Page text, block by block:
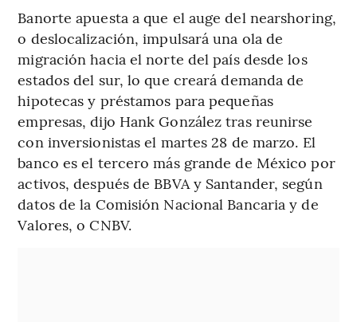
Banorte apuesta a que el auge del nearshoring,
o deslocalización, impulsará una ola de
migración hacia el norte del país desde los
estados del sur, lo que creará demanda de
hipotecas y préstamos para pequeñas
empresas, dijo Hank González tras reunirse
con inversionistas el martes 28 de marzo. El
banco es el tercero más grande de México por
activos, después de BBVA y Santander, según
datos de la Comisión Nacional Bancaria y de
Valores, o CNBV.